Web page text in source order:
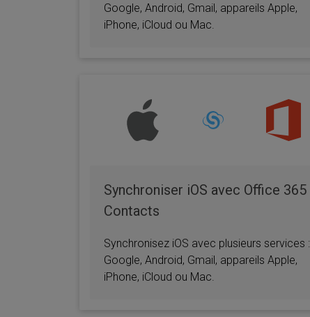
Google, Android, Gmail, appareils Apple,
iPhone, iCloud ou Mac.
Synchroniser iOS avec Office 365
Contacts
Synchronisez iOS avec plusieurs services :
Google, Android, Gmail, appareils Apple,
iPhone, iCloud ou Mac.